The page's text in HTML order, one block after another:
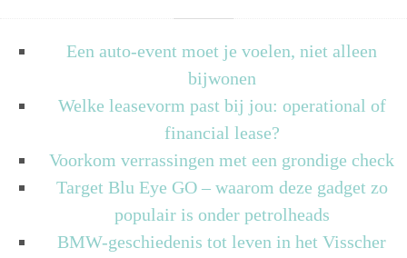
Een auto-event moet je voelen, niet alleen
bijwonen
Welke leasevorm past bij jou: operational of
financial lease?
Voorkom verrassingen met een grondige check
Target Blu Eye GO – waarom deze gadget zo
populair is onder petrolheads
BMW-geschiedenis tot leven in het Visscher